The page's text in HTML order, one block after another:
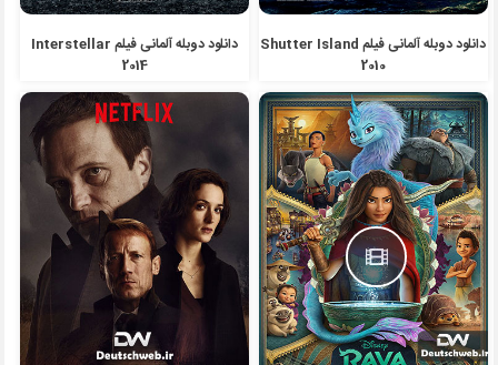
دانلود دوبله آلمانی فیلم Shutter Island
2010
دانلود دوبله آلمانی فیلم Interstellar
2014